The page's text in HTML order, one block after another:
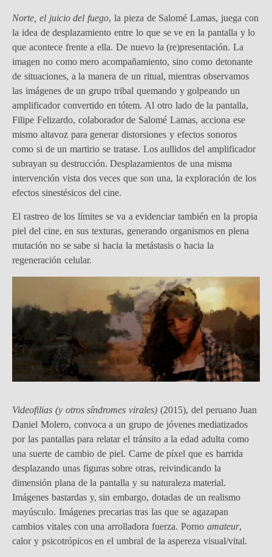
Norte, el juicio del fuego, la pieza de Salomé Lamas, juega con
la idea de desplazamiento entre lo que se ve en la pantalla y lo
que acontece frente a ella. De nuevo la (re)presentación. La
imagen no como mero acompañamiento, sino como detonante
de situaciones, a la manera de un ritual, mientras observamos
las imágenes de un grupo tribal quemando y golpeando un
amplificador convertido en tótem. Al otro lado de la pantalla,
Filipe Felizardo, colaborador de Salomé Lamas, acciona ese
mismo altavoz para generar distorsiones y efectos sonoros
como si de un martirio se tratase. Los aullidos del amplificador
subrayan su destrucción. Desplazamientos de una misma
intervención vista dos veces que son una, la exploración de los
efectos sinestésicos del cine.
El rastreo de los límites se va a evidenciar también en la propia
piel del cine, en sus texturas, generando organismos en plena
mutación no se sabe si hacia la metástasis o hacia la
regeneración celular.
Videofilias (y otros síndromes virales) (2015), del peruano Juan
Daniel Molero, convoca a un grupo de jóvenes mediatizados
por las pantallas para relatar el tránsito a la edad adulta como
una suerte de cambio de piel. Carne de píxel que es barrida
desplazando unas figuras sobre otras, reivindicando la
dimensión plana de la pantalla y su naturaleza material.
Imágenes bastardas y, sin embargo, dotadas de un realismo
mayúsculo. Imágenes precarias tras las que se agazapan
cambios vitales con una arrolladora fuerza. Porno amateur,
calor y psicotrópicos en el umbral de la aspereza visual/vital.